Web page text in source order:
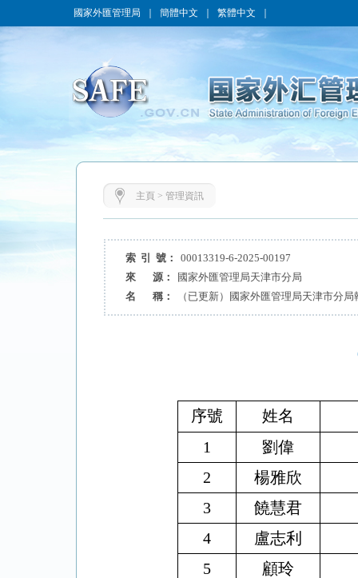
國家外匯管理局 簡體中文 繁體中文
主頁 > 管理資訊
索 引 號：
00013319-6-2025-00197
來 源：
國家外匯管理局天津市分局
名 稱：
（已更新）國家外匯管理局天津市分
序號
姓名
1
劉偉
2
楊雅欣
3
饒慧君
4
盧志利
5
顧玲